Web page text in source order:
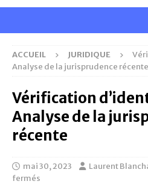
ACCUEIL JURIDIQUE
Analyse de la jurisprudence récente
Vérification
Analyse de la
récente
mai 30, 2023 Laurent
fermés